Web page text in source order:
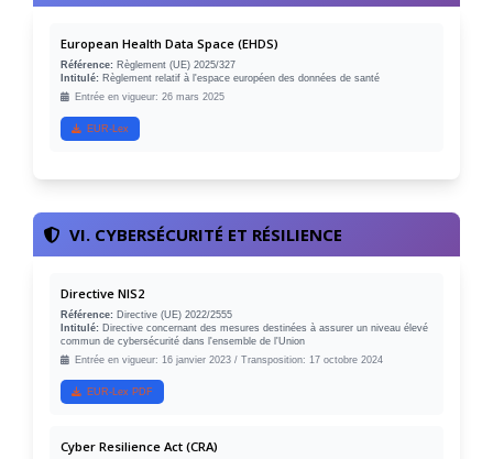
European Health Data Space (EHDS)
Référence: Règlement (UE) 2025/327
Intitulé: Règlement relatif à l'espace européen des données de santé
Entrée en vigueur: 26 mars 2025
EUR-Lex
VI. CYBERSÉCURITÉ ET RÉSILIENCE
Directive NIS2
Référence: Directive (UE) 2022/2555
Intitulé: Directive concernant des mesures destinées à assurer un niveau élevé
commun de cybersécurité dans l'ensemble de l'Union
Entrée en vigueur: 16 janvier 2023 / Transposition: 17 octobre 2024
EUR-Lex PDF
Cyber Resilience Act (CRA)